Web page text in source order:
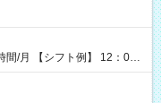
12：00